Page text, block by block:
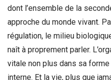
dont l’ensemble de la
approche du monde vivant.
régulation, le milieu
naît à proprement parler.
vitale non plus dans sa
interne. Et la vie, plus que